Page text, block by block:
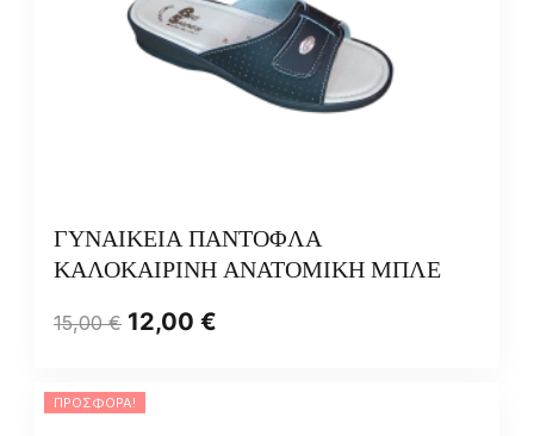
ΓΥΝΑΙΚΕΙΑ ΠΑΝΤΟΦΛΑ
ΚΑΛΟΚΑΙΡΙΝΗ ΑΝΑΤΟΜΙΚΗ ΜΠΛΕ
15,00€ 12,00 €
ΠΡΟΣΦΟΡΆ!